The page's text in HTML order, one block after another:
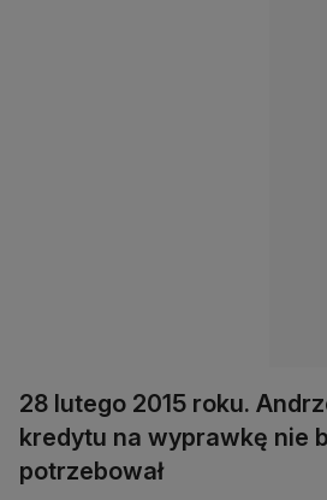
28 lutego 2015 roku.
kredytu na wyprawkę nie
potrzebował